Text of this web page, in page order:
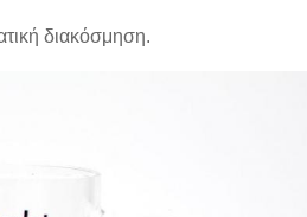
διακόσμηση.